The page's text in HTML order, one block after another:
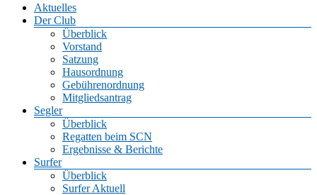
Menü
Aktuelles
Der Club
Überblick
Vorstand
Satzung
Hausordnung
Gebührenordnung
Mitgliedsantrag
Segler
Überblick
Regatten beim SCN
Ergebnisse & Berichte
Surfer
Überblick
Surfer Aktuell